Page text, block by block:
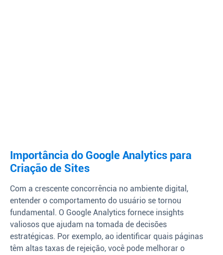
Importância do Google Analytics para
Criação de Sites
Com a crescente concorrência no ambiente digital,
entender o comportamento do usuário se tornou
fundamental. O Google Analytics fornece insights
valiosos que ajudam na tomada de decisões
estratégicas. Por exemplo, ao identificar quais páginas
têm altas taxas de rejeição, você pode melhorar o